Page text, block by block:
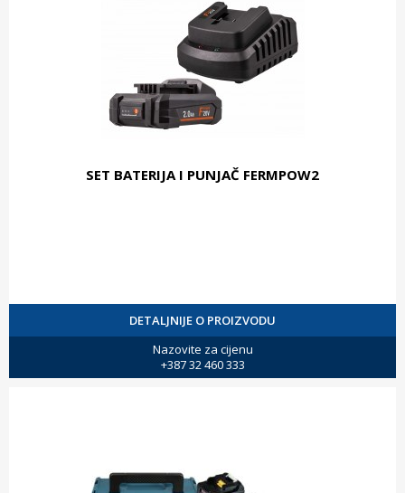
SET BATERIJA I PUNJAČ FERMPOW2
DETALJNIJE O PROIZVODU
Nazovite za cijenu
+387 32 460 333